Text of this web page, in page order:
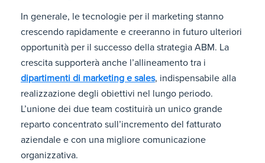
In generale, le tecnologie per il marketing stanno
crescendo rapidamente e creeranno in futuro ulteriori
opportunità per il successo della strategia ABM. La
crescita supporterà anche l’allineamento tra i
dipartimenti di marketing e sales, indispensabile alla
realizzazione degli obiettivi nel lungo periodo.
L’unione dei due team costituirà un unico grande
reparto concentrato sull’incremento del fatturato
aziendale e con una migliore comunicazione
organizzativa.